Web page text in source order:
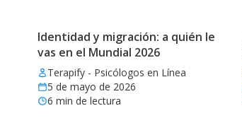
Identidad y migración: a quién le
vas en el Mundial 2026
Terapify - Psicólogos en Línea
5 de mayo de 2026
6 min de lectura